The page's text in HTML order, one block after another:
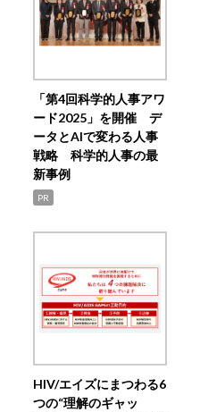
「第4回科学的人事アワ
ード2025」を開催 デ
ータとAIで変わる人事
戦略 科学的人事の最
新事例
PR
HIV/エイズにまつわる6
つの“理解のギャッ